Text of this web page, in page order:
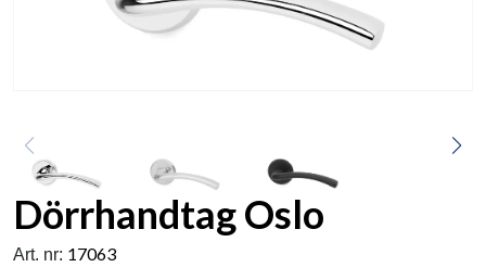
Dörrhandtag Oslo
Art. nr: 17063